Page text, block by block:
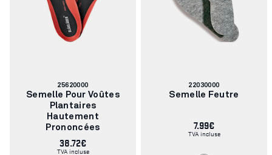
Numéro
d'article:
25620000
Semelle Pour Voûtes
Plantaires
Hautement
Prononcées
38.72€
TVA incluse
Numéro
d'article:
22030000
Semelle Feutre
7.99€
TVA incluse